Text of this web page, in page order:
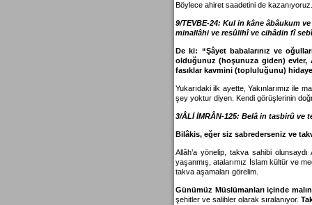
Böylece ahiret saadetini de
9/TEVBE-24: Kul in kâne âbâukum
minallâhi ve resûlihî ve cihâdin fî
De ki: “Şâyet babalarınız ve
olduğunuz (hoşunuza giden) evler,
fasıklar kavmini (topluluğunu)
Yukarıdaki ilk ayette, Yakınlarımız ile
şey yoktur diyen. Kendi görüşlerinin
3/ÂLİ İMRÂN-125: Belâ in tasbirû ve
Bilâkis, eğer siz sabrederseniz ve
Allâh’a yönelip, takva sahibi
yaşanmış, atalarımız İslam kültür ve
takva aşamaları görelim.
Günümüz Müslümanları içinde
şehitler ve salihler olarak sıralanıyor.